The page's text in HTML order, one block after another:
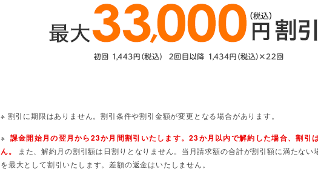
※ 割引に期限はありません。割引条件や割引金額が変更となる場合があります。
※ 課金開始月の翌月から23か月間割引いたします。23か月以内で解約した場合、割引
ん。
また、解約月の割引額は日割りとなりません。当月請求額の合計が割引額に満たない
を最大として割引いたします。差額の返金はいたしません。